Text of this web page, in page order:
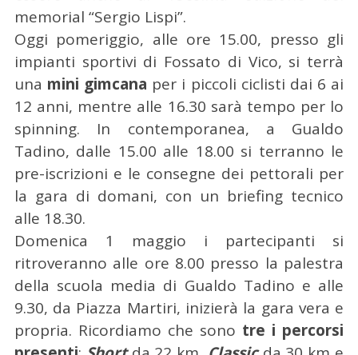
memorial “Sergio Lispi”.
Oggi pomeriggio, alle ore 15.00, presso gli
impianti sportivi di Fossato di Vico, si terrà
una mini gimcana per i piccoli ciclisti dai 6 ai
12 anni, mentre alle 16.30 sarà tempo per lo
spinning. In contemporanea, a Gualdo
Tadino, dalle 15.00 alle 18.00 si terranno le
pre-iscrizioni e le consegne dei pettorali per
la gara di domani, con un briefing tecnico
alle 18.30.
Domenica 1 maggio i partecipanti si
ritroveranno alle ore 8.00 presso la palestra
della scuola media di Gualdo Tadino e alle
9.30, da Piazza Martiri, inizierà la gara vera e
propria. Ricordiamo che sono tre i percorsi
C
e
r